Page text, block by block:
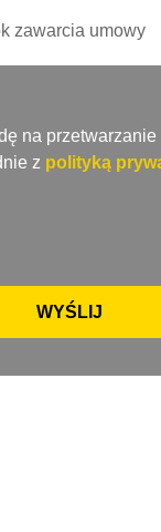
na przetwarzanie
z polityką
WYŚLIJ